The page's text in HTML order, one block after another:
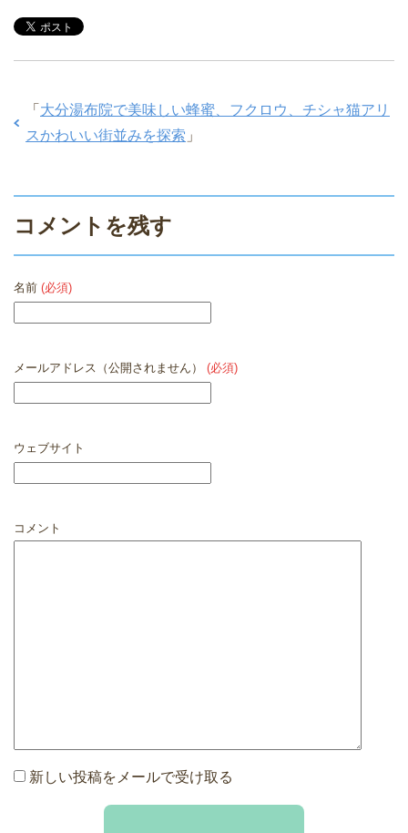
「 大分湯布院で美味しい蜂蜜、フクロウ、チシャ猫アリ
スかわいい街並みを探索 」
コメントを残す
名前 (必須)
メールアドレス（公開されません） (必須)
ウェブサイト
コメント
新しい投稿をメールで受け取る